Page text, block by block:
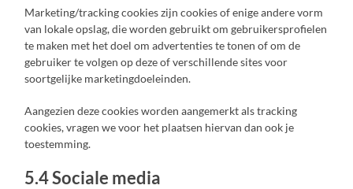
Marketing/tracking cookies zijn cookies of enige andere vorm
van lokale opslag, die worden gebruikt om gebruikersprofielen
te maken met het doel om advertenties te tonen of om de
gebruiker te volgen op deze of verschillende sites voor
soortgelijke marketingdoeleinden.
Aangezien deze cookies worden aangemerkt als tracking
cookies, vragen we voor het plaatsen hiervan dan ook je
toestemming.
5.4 Sociale media